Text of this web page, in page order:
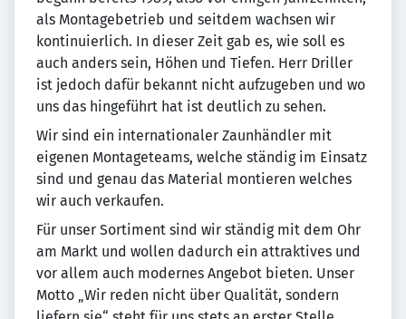
als Montagebetrieb und seitdem wachsen wir
kontinuierlich. In dieser Zeit gab es, wie soll es
auch anders sein, Höhen und Tiefen. Herr Driller
ist jedoch dafür bekannt nicht aufzugeben und wo
uns das hingeführt hat ist deutlich zu sehen.
Wir sind ein internationaler Zaunhändler mit
eigenen Montageteams, welche ständig im Einsatz
sind und genau das Material montieren welches
wir auch verkaufen.
Für unser Sortiment sind wir ständig mit dem Ohr
am Markt und wollen dadurch ein attraktives und
vor allem auch modernes Angebot bieten. Unser
Motto „Wir reden nicht über Qualität, sondern